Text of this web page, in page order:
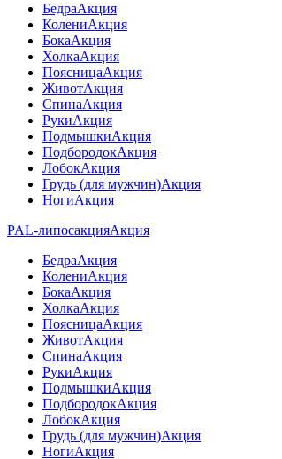
БедраАкция
КолениАкция
БокаАкция
ХолкаАкция
ПоясницаАкция
ЖивотАкция
СпинаАкция
РукиАкция
ПодмышкиАкция
ПодбородокАкция
ЛобокАкция
Грудь (для мужчин)Акция
НогиАкция
PAL-липосакцияАкция
БедраАкция
КолениАкция
БокаАкция
ХолкаАкция
ПоясницаАкция
ЖивотАкция
СпинаАкция
РукиАкция
ПодмышкиАкция
ПодбородокАкция
ЛобокАкция
Грудь (для мужчин)Акция
НогиАкция